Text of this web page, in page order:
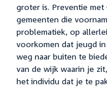
groter is. Preventie met
gemeenten die
problematiek, op
voorkomen dat jeugd
weg naar buiten te
van de wijk waarin je
het individu dat je te